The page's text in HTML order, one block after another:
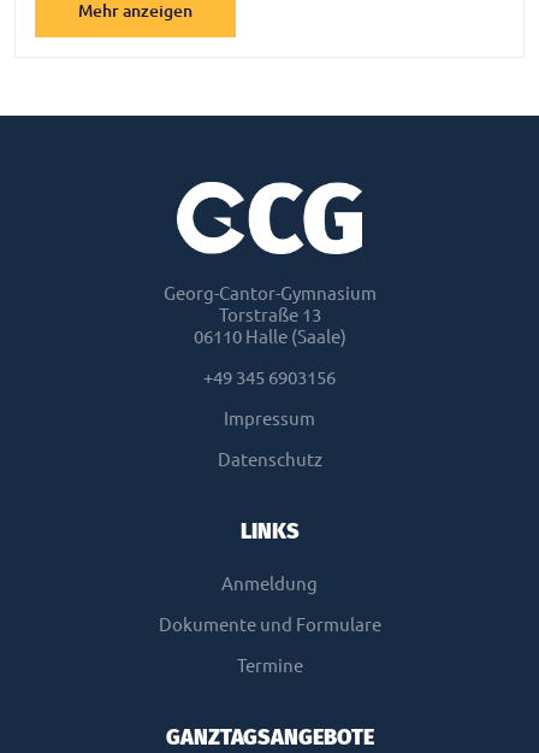
Mehr anzeigen
Georg-Cantor-Gymnasium
Torstraße 13
06110 Halle (Saale)
+49 345 6903156
Impressum
Datenschutz
LINKS
Anmeldung
Dokumente und Formulare
Termine
GANZTAGSANGEBOTE